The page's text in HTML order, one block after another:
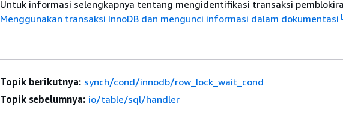
Untuk informasi selengkapnya tentang mengidentifikasi transaksi
Menggunakan transaksi InnoDB dan mengunci informasi dalam dokumentasi
Topik berikutnya: synch/cond/innodb/row_lock_wait_cond
Topik sebelumnya: io/table/sql/handler